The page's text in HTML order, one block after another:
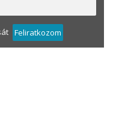
Feliratkozom